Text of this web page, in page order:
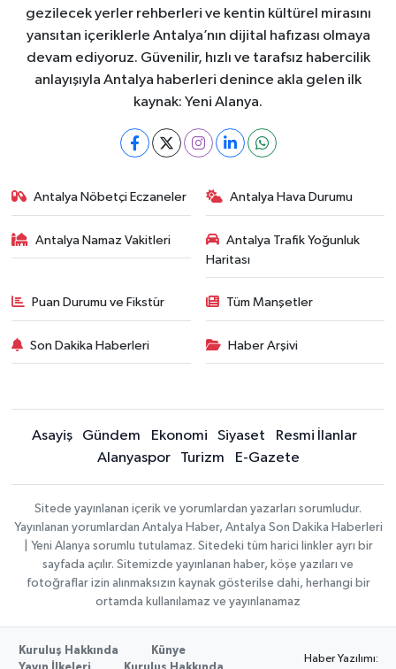
gezilecek yerler rehberleri ve kentin kültürel mirasını
yansıtan içeriklerle Antalya’nın dijital hafızası olmaya
devam ediyoruz. Güvenilir, hızlı ve tarafsız habercilik
anlayışıyla Antalya haberleri denince akla gelen ilk
kaynak: Yeni Alanya.
Antalya Nöbetçi Eczaneler Antalya Hava Durumu
Antalya Namaz Vakitleri
Antalya Trafik Yoğunluk
Haritası
Puan Durumu ve Fikstür Tüm Manşetler
Son Dakika Haberleri Haber Arşivi
Asayiş Gündem Ekonomi Siyaset
Resmi İlanlar
Alanyaspor
Turizm E-Gazete
Sitede yayınlanan içerik ve yorumlardan yazarları sorumludur.
Yayınlanan yorumlardan Antalya Haber, Antalya Son Dakika Haberleri
| Yeni Alanya sorumlu tutulamaz. Sitedeki tüm harici linkler ayrı bir
sayfada açılır. Sitemizde yayınlanan haber, köşe yazıları ve
fotoğraflar izin alınmaksızın kaynak gösterilse dahi, herhangi bir
ortamda kullanılamaz ve yayınlanamaz
Kuruluş Hakkında
Künye
Haber Yazılımı: